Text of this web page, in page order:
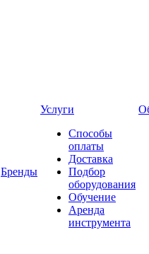
Бренды
Услуги
Способы
оплаты
Доставка
Подбор
оборудования
Обучение
Аренда
инструмента